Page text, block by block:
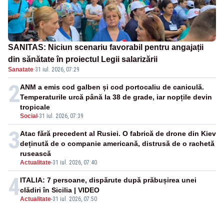
SANITAS: Niciun scenariu favorabil pentru angajații
din sănătate în proiectul Legii salarizării
Sanatate·31 iul. 2026, 07:29
2
Social -31 iul. 2026, 07:39
ANM a emis cod galben și cod portocaliu de caniculă.
Temperaturile urcă până la 38 de grade, iar nopțile devin
tropicale
3
Actualitate-31 iul. 2026, 07:40
Atac fără precedent al Rusiei. O fabrică de drone din Kiev
deținută de o companie americană, distrusă de o rachetă
rusească
4Actualitate-31 iul. 2026, 07:50
ITALIA: 7 persoane, dispărute după prăbușirea unei
clădiri în Sicilia | VIDEO